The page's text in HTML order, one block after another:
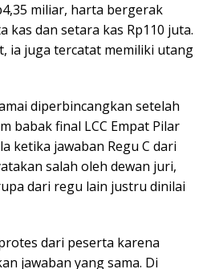
miliar, harta bergerak
kas dan setara kas Rp110 juta.
ia juga tercatat memiliki utang
diperbincangkan setelah
babak final LCC Empat Pilar
ketika jawaban Regu C dari
salah oleh dewan juri,
dari regu lain justru dinilai
dari peserta karena
jawaban yang sama. Di